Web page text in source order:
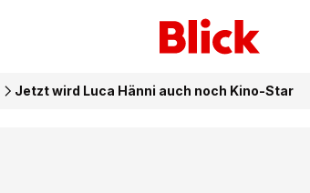
Jetzt wird Luca Hänni auch noch Kino-Star